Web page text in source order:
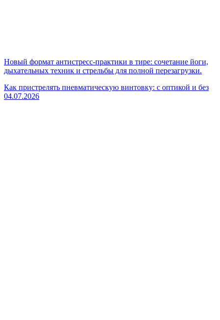
Новый формат антистресс-практики в тире: сочетание йоги,
дыхательных техник и стрельбы для полной перезагрузки.
Как пристрелять пневматическую винтовку: с оптикой и без
04.07.2026